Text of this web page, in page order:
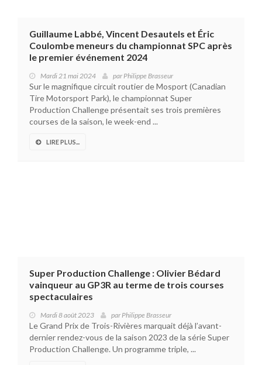
Guillaume Labbé, Vincent Desautels et Éric
Coulombe meneurs du championnat SPC après
le premier événement 2024
Mardi 21 mai 2024 parPhilippe Brasseur
Sur le magnifique circuit routier de Mosport (Canadian
Tire Motorsport Park), le championnat Super
Production Challenge présentait ses trois premières
courses de la saison, le week-end ...
LIRE PLUS...
Super Production Challenge : Olivier Bédard
vainqueur au GP3R au terme de trois courses
spectaculaires
Mardi 8 août 2023 parPhilippe Brasseur
Le Grand Prix de Trois-Rivières marquait déjà l’avant-
dernier rendez-vous de la saison 2023 de la série Super
Production Challenge. Un programme triple, ...